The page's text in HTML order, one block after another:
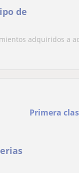
de
adquiridos a
Primera